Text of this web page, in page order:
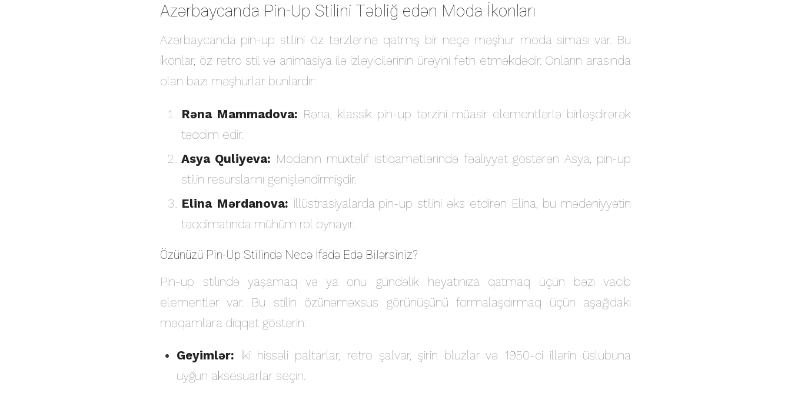
Azərbaycanda Pin-Up Stilini Təbliğ edən Moda İkonları
Azərbaycanda pin-up stilini öz tərzlərinə qatmış bir neçə məşhur moda siması var. Bu
ikonlar, öz retro stil və animasiya ilə izləyicilərinin ürəyini fəth etməkdədir. Onların arasında
olan bazı məşhurlar bunlardır:
Rəna Mammadova: Rəna, klassik pin-up tərzini müasir elementlərlə birləşdirərək
təqdim edir.
Asya Quliyeva: Modanın müxtəlif istiqamətlərində fəaliyyət göstərən Asya, pin-up
stilin resurslarını genişləndirmişdir.
Elina Mərdanova: İllüstrasiyalarda pin-up stilini əks etdirən Elina, bu mədəniyyətin
təqdimatında mühüm rol oynayır.
Özünüzü Pin-Up Stilində Necə İfadə Edə Bilərsiniz?
Pin-up stilində yaşamaq və ya onu gündəlik həyatınıza qatmaq üçün bəzi vacib
elementlər var. Bu stilin özünəməxsus görünüşünü formalaşdırmaq üçün aşağıdakı
məqamlara diqqət göstərin:
Geyimlər: İki hissəli paltarlar, retro şalvar, şirin bluzlar və 1950-ci illərin üslubuna
uyğun aksesuarlar seçin.